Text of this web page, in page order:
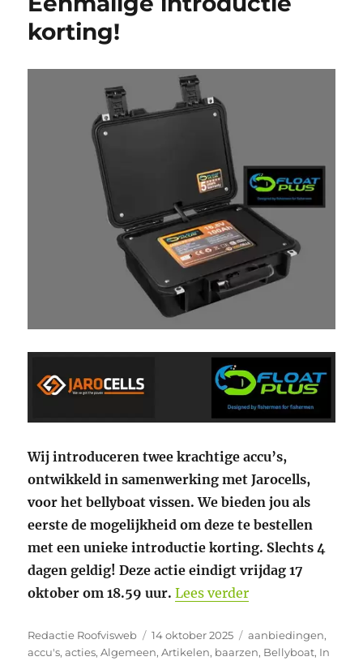
korting!
Wij introduceren twee krachtige accu’s,
ontwikkeld in samenwerking met Jarocells,
voor het bellyboat vissen. We bieden jou als
eerste de mogelijkheid om deze te bestellen
met een unieke introductie korting. Slechts 4
dagen geldig! Deze actie eindigt vrijdag 17
oktober om 18.59 uur. Lees verder“Eenmalige
Auteur
Redactie Roofvisweb
Geplaatst
op
14 oktober 2025 Categorieën
aanbiedingen,
accu's,acties,Algemeen,Artikelen, baarzen, Bellyboat, In